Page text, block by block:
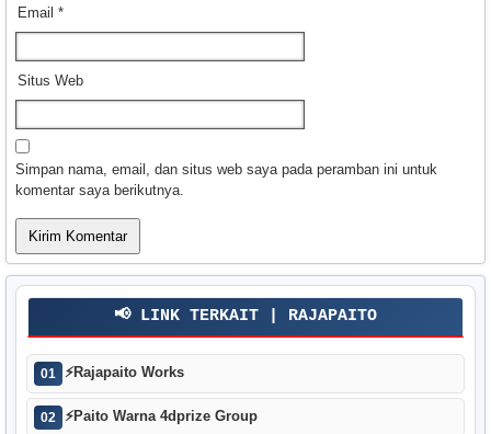
Email *
Situs Web
Simpan nama, email, dan situs web saya pada peramban ini untuk
komentar saya berikutnya.
📢 LINK TERKAIT | RAJAPAITO
01 ⚡Rajapaito Works
02 ⚡Paito Warna 4dprize Group